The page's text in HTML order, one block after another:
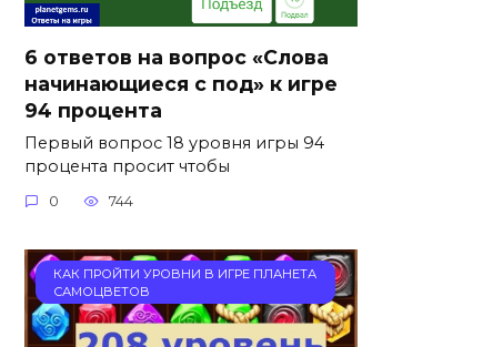
6 ответов на вопрос «Слова
начинающиеся с под» к игре
94 процента
Первый вопрос 18 уровня игры 94
процента просит чтобы
0 744
КАК ПРОЙТИ УРОВНИ В ИГРЕ ПЛАНЕТА
САМОЦВЕТОВ